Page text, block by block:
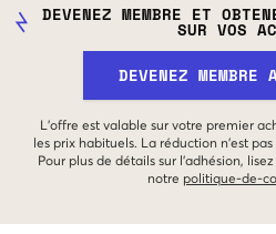
DEVENEZ MEMBRE ET
SUR VOS
DEVENEZ MEMBRE
L'offre est valable sur votre premier
les prix habituels. La réduction n'est
Pour plus de détails sur l'adhésion,
notre politique-de-